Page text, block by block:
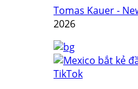
Tomas Kauer -
2026